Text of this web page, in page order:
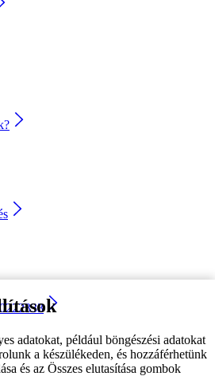
adatokat, például böngészési adatokat
a készülékeden, és hozzáférhetünk
és az Összes elutasítása gombok